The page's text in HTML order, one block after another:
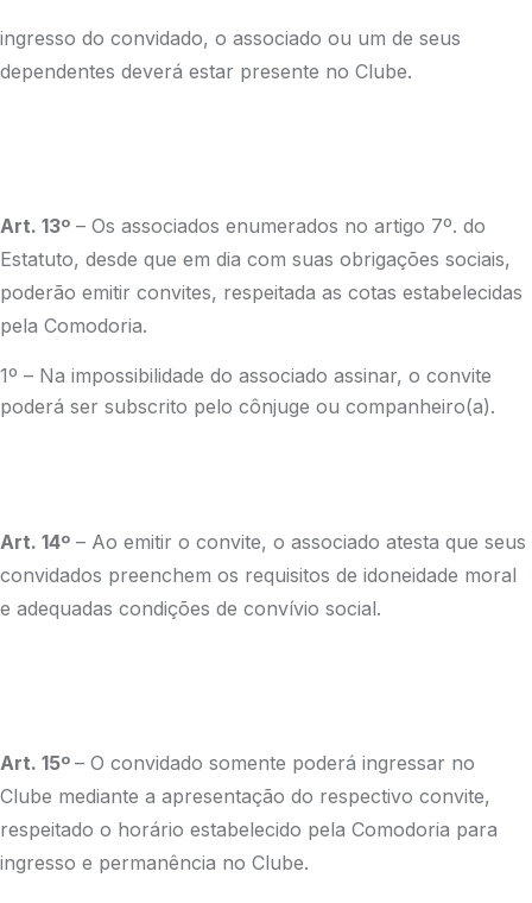
ingresso do convidado, o associado ou um de seus
dependentes deverá estar presente no Clube.
Art. 13º – Os associados enumerados no artigo 7º. do
Estatuto, desde que em dia com suas obrigações sociais,
poderão emitir convites, respeitada as cotas estabelecidas
pela Comodoria.
1º – Na impossibilidade do associado assinar, o convite
poderá ser subscrito pelo cônjuge ou companheiro(a).
Art. 14º – Ao emitir o convite, o associado atesta que seus
convidados preenchem os requisitos de idoneidade moral
e adequadas condições de convívio social.
Art. 15º – O convidado somente poderá ingressar no
Clube mediante a apresentação do respectivo convite,
respeitado o horário estabelecido pela Comodoria para
ingresso e permanência no Clube.